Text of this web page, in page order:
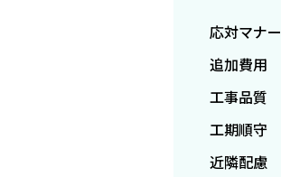
応対マナー
追加費用
工事品質
工期順守
近隣配慮